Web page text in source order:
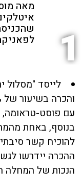
1
מאה
לייסד "מסלול
עם פוסט-טראומה,
בנוסף, באחת
להוכיח קשר
ההכרה יידרשו
הנכות של המחלה